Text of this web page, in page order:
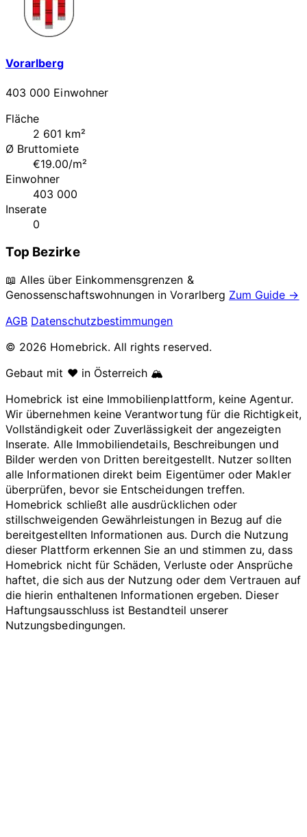
Vorarlberg
403 000 Einwohner
Fläche
2 601 km²
Ø Bruttomiete
€19.00/m²
Einwohner
403 000
Inserate
0
Top Bezirke
📖 Alles über Einkommensgrenzen &
Genossenschaftswohnungen inVorarlberg Zum Guide →
AGB Datenschutzbestimmungen
© 2026 Homebrick. All rights reserved.
Gebaut mit ❤️ in Österreich 🏔️
Homebrick ist eine Immobilienplattform, keine Agentur.
Wir übernehmen keine Verantwortung für die Richtigkeit,
Vollständigkeit oder Zuverlässigkeit der angezeigten
Inserate. Alle Immobiliendetails, Beschreibungen und
Bilder werden von Dritten bereitgestellt. Nutzer sollten
alle Informationen direkt beim Eigentümer oder Makler
überprüfen, bevor sie Entscheidungen treffen.
Homebrick schließt alle ausdrücklichen oder
stillschweigenden Gewährleistungen in Bezug auf die
bereitgestellten Informationen aus. Durch die Nutzung
dieser Plattform erkennen Sie an und stimmen zu, dass
Homebrick nicht für Schäden, Verluste oder Ansprüche
haftet, die sich aus der Nutzung oder dem Vertrauen auf
die hierin enthaltenen Informationen ergeben. Dieser
Haftungsausschluss ist Bestandteil unserer
Nutzungsbedingungen.